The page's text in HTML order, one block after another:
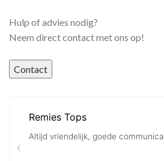
Hulp of advies nodig?
Neem direct contact met ons op!
Contact